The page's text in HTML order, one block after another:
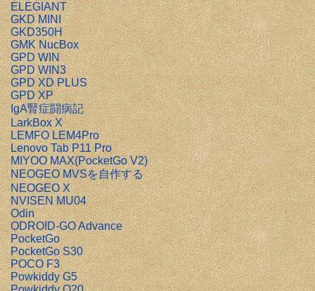
ELEGIANT
GKD MINI
GKD350H
GMK NucBox
GPD WIN
GPD WIN3
GPD XD PLUS
GPD XP
IgA腎症闘病記
LarkBox X
LEMFO LEM4Pro
Lenovo Tab P11 Pro
MIYOO MAX(PocketGo V2)
NEOGEO MVSを自作する
NEOGEO X
NVISEN MU04
Odin
ODROID-GO Advance
PocketGo
PocketGo S30
POCO F3
Powkiddy G5